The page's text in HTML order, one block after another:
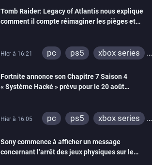
Tomb Raider: Legacy of Atlantis nous explique
comment il compte réimaginer les pièges et
Hier à 16:21 pc ps5
xbox series
Fortnite annonce son Chapitre 7 Saison 4
« Système Hacké » prévu pour le 20 août
Hier à 16:05 pc ps5
xbox series
ps4
xbox one
switch 2
Sony commence à afficher un message
concernant l’arrêt des jeux physiques sur le